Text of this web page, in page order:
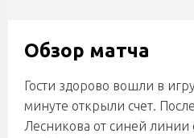
Обзор матча
Гости здорово вошли в
минуте открыли счет.
Лесникова от синей линии